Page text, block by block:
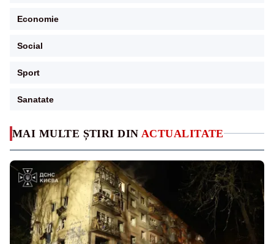
MAI MULTE ȘTIRI DIN ACTUALITATE
Economie
Social
Sport
Sanatate